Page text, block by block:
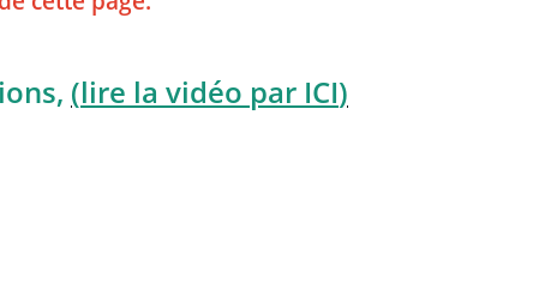
(lire la vidéo par ICI)